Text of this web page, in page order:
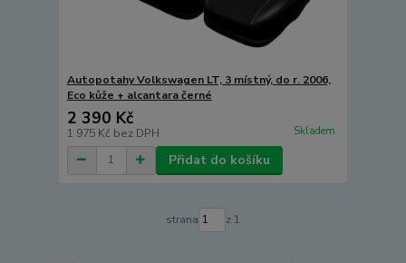
Autopotahy Volkswagen LT, 3 místný, do r. 2006,
Eco kůže + alcantara černé
2 390 Kč
1 975 Kč bez DPH Skladem
Přidat do košíku
strana z 1